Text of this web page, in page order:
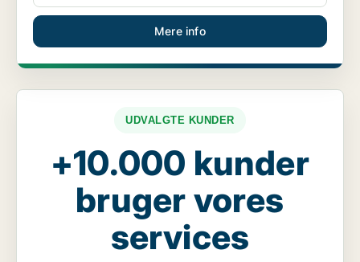
Mere info
UDVALGTE KUNDER
+10.000 kunder
bruger vores
services